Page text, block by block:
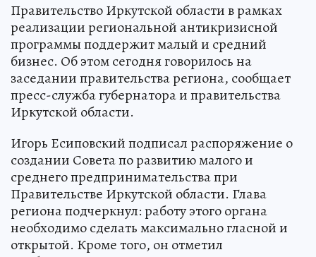
Правительство Иркутской области в рамках
реализации региональной антикризисной
программы поддержит малый и средний
бизнес. Об этом сегодня говорилось на
заседании правительства региона, сообщает
пресс-служба губернатора и правительства
Иркутской области.
Игорь Есиповский подписал распоряжение о
создании Совета по развитию малого и
среднего предпринимательства при
Правительстве Иркутской области. Глава
региона подчеркнул: работу этого органа
необходимо сделать максимально гласной и
открытой. Кроме того, он отметил